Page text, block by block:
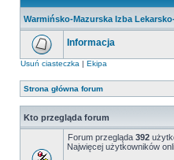
Warmińsko-Mazurska Izba
Informacja
Usuń ciasteczka | Ekipa
Strona główna forum
Kto przegląda forum
Forum przegląda 392
Najwięcej użytkowników